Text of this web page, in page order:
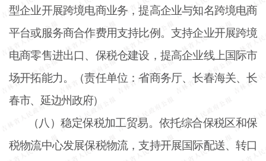
型企业开展跨境电商业务，提高企业与知名跨境电商
平台或服务商合作费用支持比例。支持企业开展跨境
电商零售进出口、保税仓建设，提高企业线上国际市
场开拓能力。（责任单位：省商务厅、长春海关、长
春市、延边州政府）
（八）稳定保税加工贸易。依托综合保税区和保
税物流中心发展保税物流，支持开展国际配送、转口